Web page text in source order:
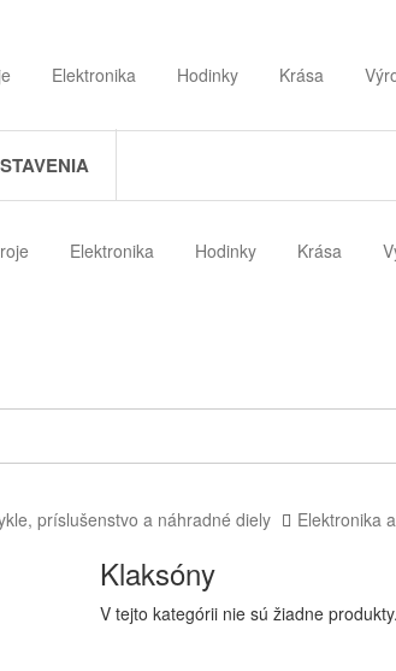
Elektronika Hodinky Krása
Elektronika Hodinky Krása
príslušenstvo a náhradné diely Elektronika
Klaksóny
V tejto kategórii nie sú žiadne produkty.